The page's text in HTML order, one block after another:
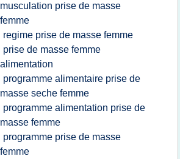
musculation prise de masse
femme
regime prise de masse femme
prise de masse femme
alimentation
programme alimentaire prise de
masse seche femme
programme alimentation prise de
masse femme
programme prise de masse
femme